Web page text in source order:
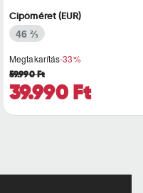
ritmust diktál..
Megtakarítás-33%
39.990 Ft
59.990 Ft
Cipőméret (EUR)
46 ⅔